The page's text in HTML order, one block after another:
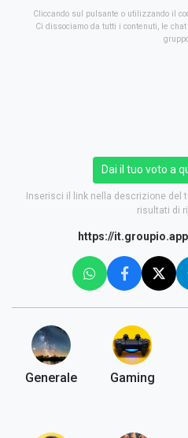
Cliccando sul pulsante o utilizzando il
Ci dissociamo da tutti i contenuti, le
Dai il tuo voto a
Inserisci il link nella descrizione del
risultati di
https://
Generale Gaming